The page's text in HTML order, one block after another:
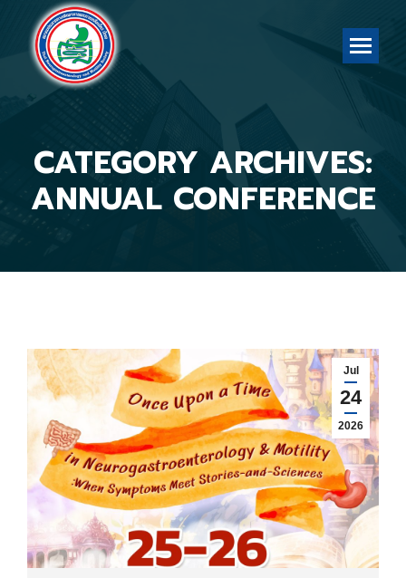
CATEGORY ARCHIVES:
ANNUAL CONFERENCE
You are here:
Jul
24
2026